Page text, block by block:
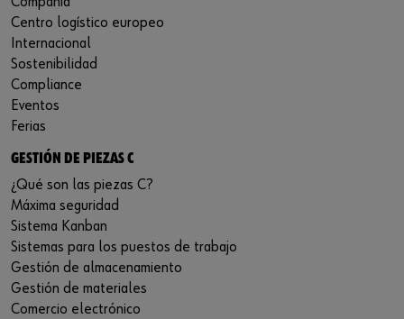
Centro logístico europeo
Internacional
Sostenibilidad
Compliance
Eventos
Ferias
GESTIÓN DE PIEZAS C
¿Qué son las piezas C?
Máxima seguridad
Sistema Kanban
Sistemas para los puestos de trabajo
Gestión de almacenamiento
Gestión de materiales
Comercio electrónico